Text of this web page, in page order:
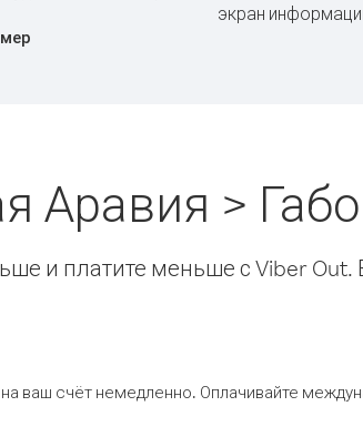
экран
Аравия >
и платите меньше с Viber
ваш счёт немедленно. Оплачивайте